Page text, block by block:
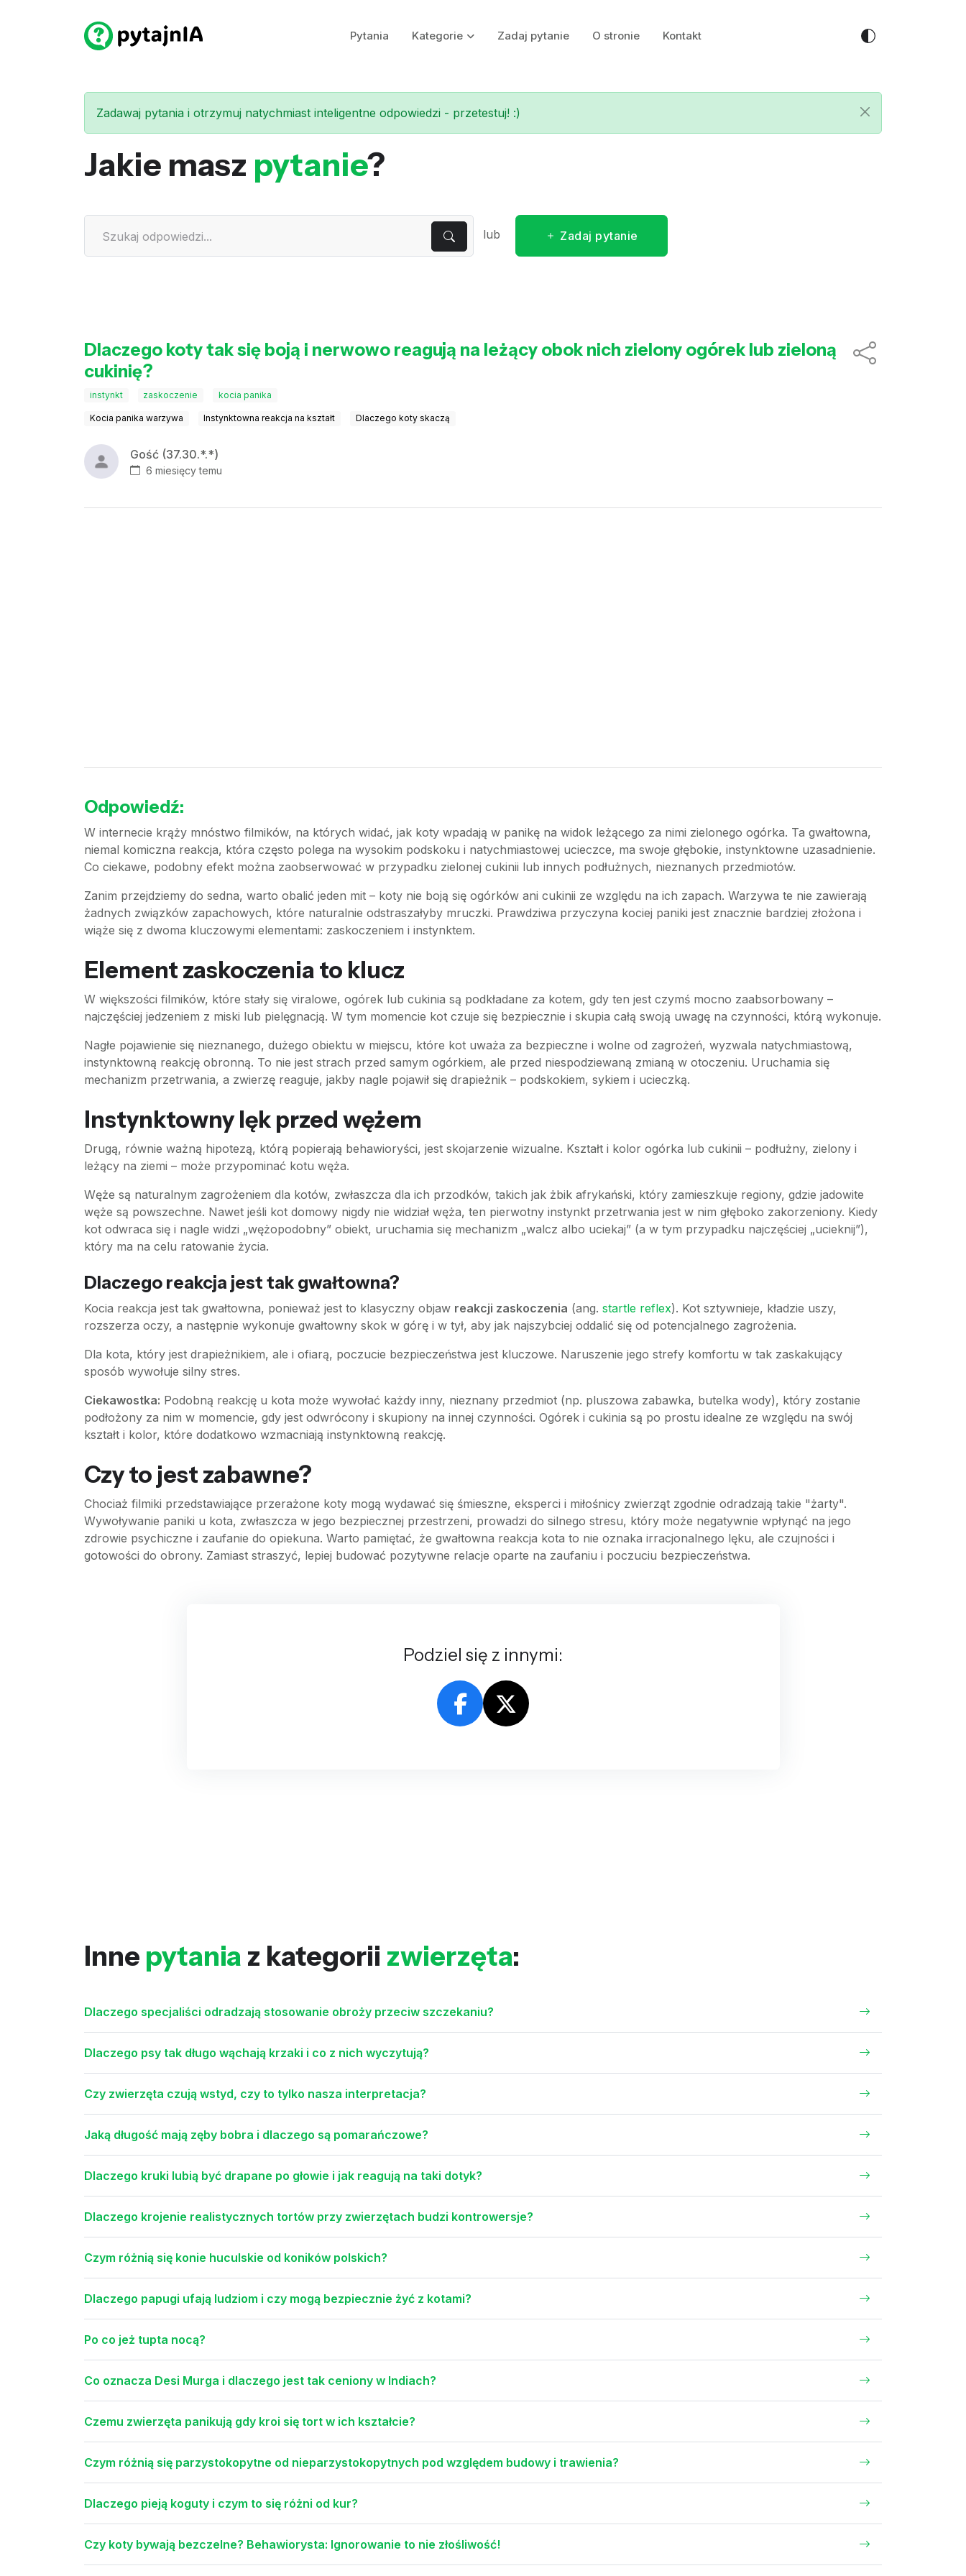
Pytania Kategorie Zadaj pytanie O stronie Kontakt
Zadawaj pytania i otrzymuj natychmiast inteligentne odpowiedzi - przetestuj! :)
Jakie masz pytanie?
lub Zadaj pytanie
Dlaczego koty tak się boją i nerwowo reagują na leżący obok nich zielony ogórek lub zieloną
cukinię?
instynkt zaskoczenie kocia panika
Kocia panika warzywa Instynktowna reakcja na kształt Dlaczego koty skaczą
Gość (37.30.*.*)
6 miesięcy temu
Odpowiedź:
W internecie krąży mnóstwo filmików, na których widać, jak koty wpadają w panikę na widok leżącego za nimi zielonego ogórka. Ta gwałtowna,
niemal komiczna reakcja, która często polega na wysokim podskoku i natychmiastowej ucieczce, ma swoje głębokie, instynktowne uzasadnienie.
Co ciekawe, podobny efekt można zaobserwować w przypadku zielonej cukinii lub innych podłużnych, nieznanych przedmiotów.
Zanim przejdziemy do sedna, warto obalić jeden mit – koty nie boją się ogórków ani cukinii ze względu na ich zapach. Warzywa te nie zawierają
żadnych związków zapachowych, które naturalnie odstraszałyby mruczki. Prawdziwa przyczyna kociej paniki jest znacznie bardziej złożona i
wiąże się z dwoma kluczowymi elementami: zaskoczeniem i instynktem.
Element zaskoczenia to klucz
W większości filmików, które stały się viralowe, ogórek lub cukinia są podkładane za kotem, gdy ten jest czymś mocno zaabsorbowany –
najczęściej jedzeniem z miski lub pielęgnacją. W tym momencie kot czuje się bezpiecznie i skupia całą swoją uwagę na czynności, którą wykonuje.
Nagłe pojawienie się nieznanego, dużego obiektu w miejscu, które kot uważa za bezpieczne i wolne od zagrożeń, wyzwala natychmiastową,
instynktowną reakcję obronną. To nie jest strach przed samym ogórkiem, ale przed niespodziewaną zmianą w otoczeniu. Uruchamia się
mechanizm przetrwania, a zwierzę reaguje, jakby nagle pojawił się drapieżnik – podskokiem, sykiem i ucieczką.
Instynktowny lęk przed wężem
Drugą, równie ważną hipotezą, którą popierają behawioryści, jest skojarzenie wizualne. Kształt i kolor ogórka lub cukinii – podłużny, zielony i
leżący na ziemi – może przypominać kotu węża.
Węże są naturalnym zagrożeniem dla kotów, zwłaszcza dla ich przodków, takich jak żbik afrykański, który zamieszkuje regiony, gdzie jadowite
węże są powszechne. Nawet jeśli kot domowy nigdy nie widział węża, ten pierwotny instynkt przetrwania jest w nim głęboko zakorzeniony. Kiedy
kot odwraca się i nagle widzi „wężopodobny” obiekt, uruchamia się mechanizm „walcz albo uciekaj” (a w tym przypadku najczęściej „ucieknij”),
który ma na celu ratowanie życia.
Dlaczego reakcja jest tak gwałtowna?
Kocia reakcja jest tak gwałtowna, ponieważ jest to klasyczny objaw reakcji zaskoczenia (ang. startle reflex). Kot sztywnieje, kładzie uszy,
rozszerza oczy, a następnie wykonuje gwałtowny skok w górę i w tył, aby jak najszybciej oddalić się od potencjalnego zagrożenia.
Dla kota, który jest drapieżnikiem, ale i ofiarą, poczucie bezpieczeństwa jest kluczowe. Naruszenie jego strefy komfortu w tak zaskakujący
sposób wywołuje silny stres.
Ciekawostka: Podobną reakcję u kota może wywołać każdy inny, nieznany przedmiot (np. pluszowa zabawka, butelka wody), który zostanie
podłożony za nim w momencie, gdy jest odwrócony i skupiony na innej czynności. Ogórek i cukinia są po prostu idealne ze względu na swój
kształt i kolor, które dodatkowo wzmacniają instynktowną reakcję.
Czy to jest zabawne?
Chociaż filmiki przedstawiające przerażone koty mogą wydawać się śmieszne, eksperci i miłośnicy zwierząt zgodnie odradzają takie "żarty".
Wywoływanie paniki u kota, zwłaszcza w jego bezpiecznej przestrzeni, prowadzi do silnego stresu, który może negatywnie wpłynąć na jego
zdrowie psychiczne i zaufanie do opiekuna. Warto pamiętać, że gwałtowna reakcja kota to nie oznaka irracjonalnego lęku, ale czujności i
gotowości do obrony. Zamiast straszyć, lepiej budować pozytywne relacje oparte na zaufaniu i poczuciu bezpieczeństwa.
Podziel się z innymi:
Inne pytania z kategorii zwierzęta:
Dlaczego specjaliści odradzają stosowanie obroży przeciw szczekaniu?
Dlaczego psy tak długo wąchają krzaki i co z nich wyczytują?
Czy zwierzęta czują wstyd, czy to tylko nasza interpretacja?
Jaką długość mają zęby bobra i dlaczego są pomarańczowe?
Dlaczego kruki lubią być drapane po głowie i jak reagują na taki dotyk?
Dlaczego krojenie realistycznych tortów przy zwierzętach budzi kontrowersje?
Czym różnią się konie huculskie od koników polskich?
Dlaczego papugi ufają ludziom i czy mogą bezpiecznie żyć z kotami?
Po co jeż tupta nocą?
Co oznacza Desi Murga i dlaczego jest tak ceniony w Indiach?
Czemu zwierzęta panikują gdy kroi się tort w ich kształcie?
Czym różnią się parzystokopytne od nieparzystokopytnych pod względem budowy i trawienia?
Dlaczego pieją koguty i czym to się różni od kur?
Czy koty bywają bezczelne? Behawiorysta: Ignorowanie to nie złośliwość!